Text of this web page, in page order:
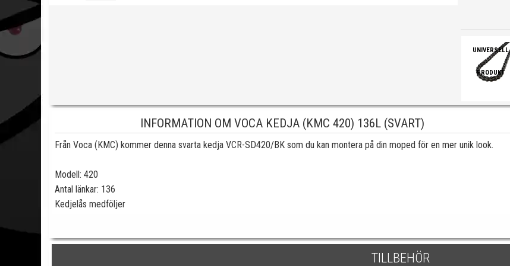
UNIVERSELL
PRODUKT
INFORMATION OM VOCA KEDJA (KMC 420) 136L (SVART)
Från Voca (KMC) kommer denna svarta kedja VCR-SD420/BK som du kan montera på din moped för en mer unik look.
Modell: 420
Antal länkar: 136
Kedjelås medföljer
TILLBEHÖR